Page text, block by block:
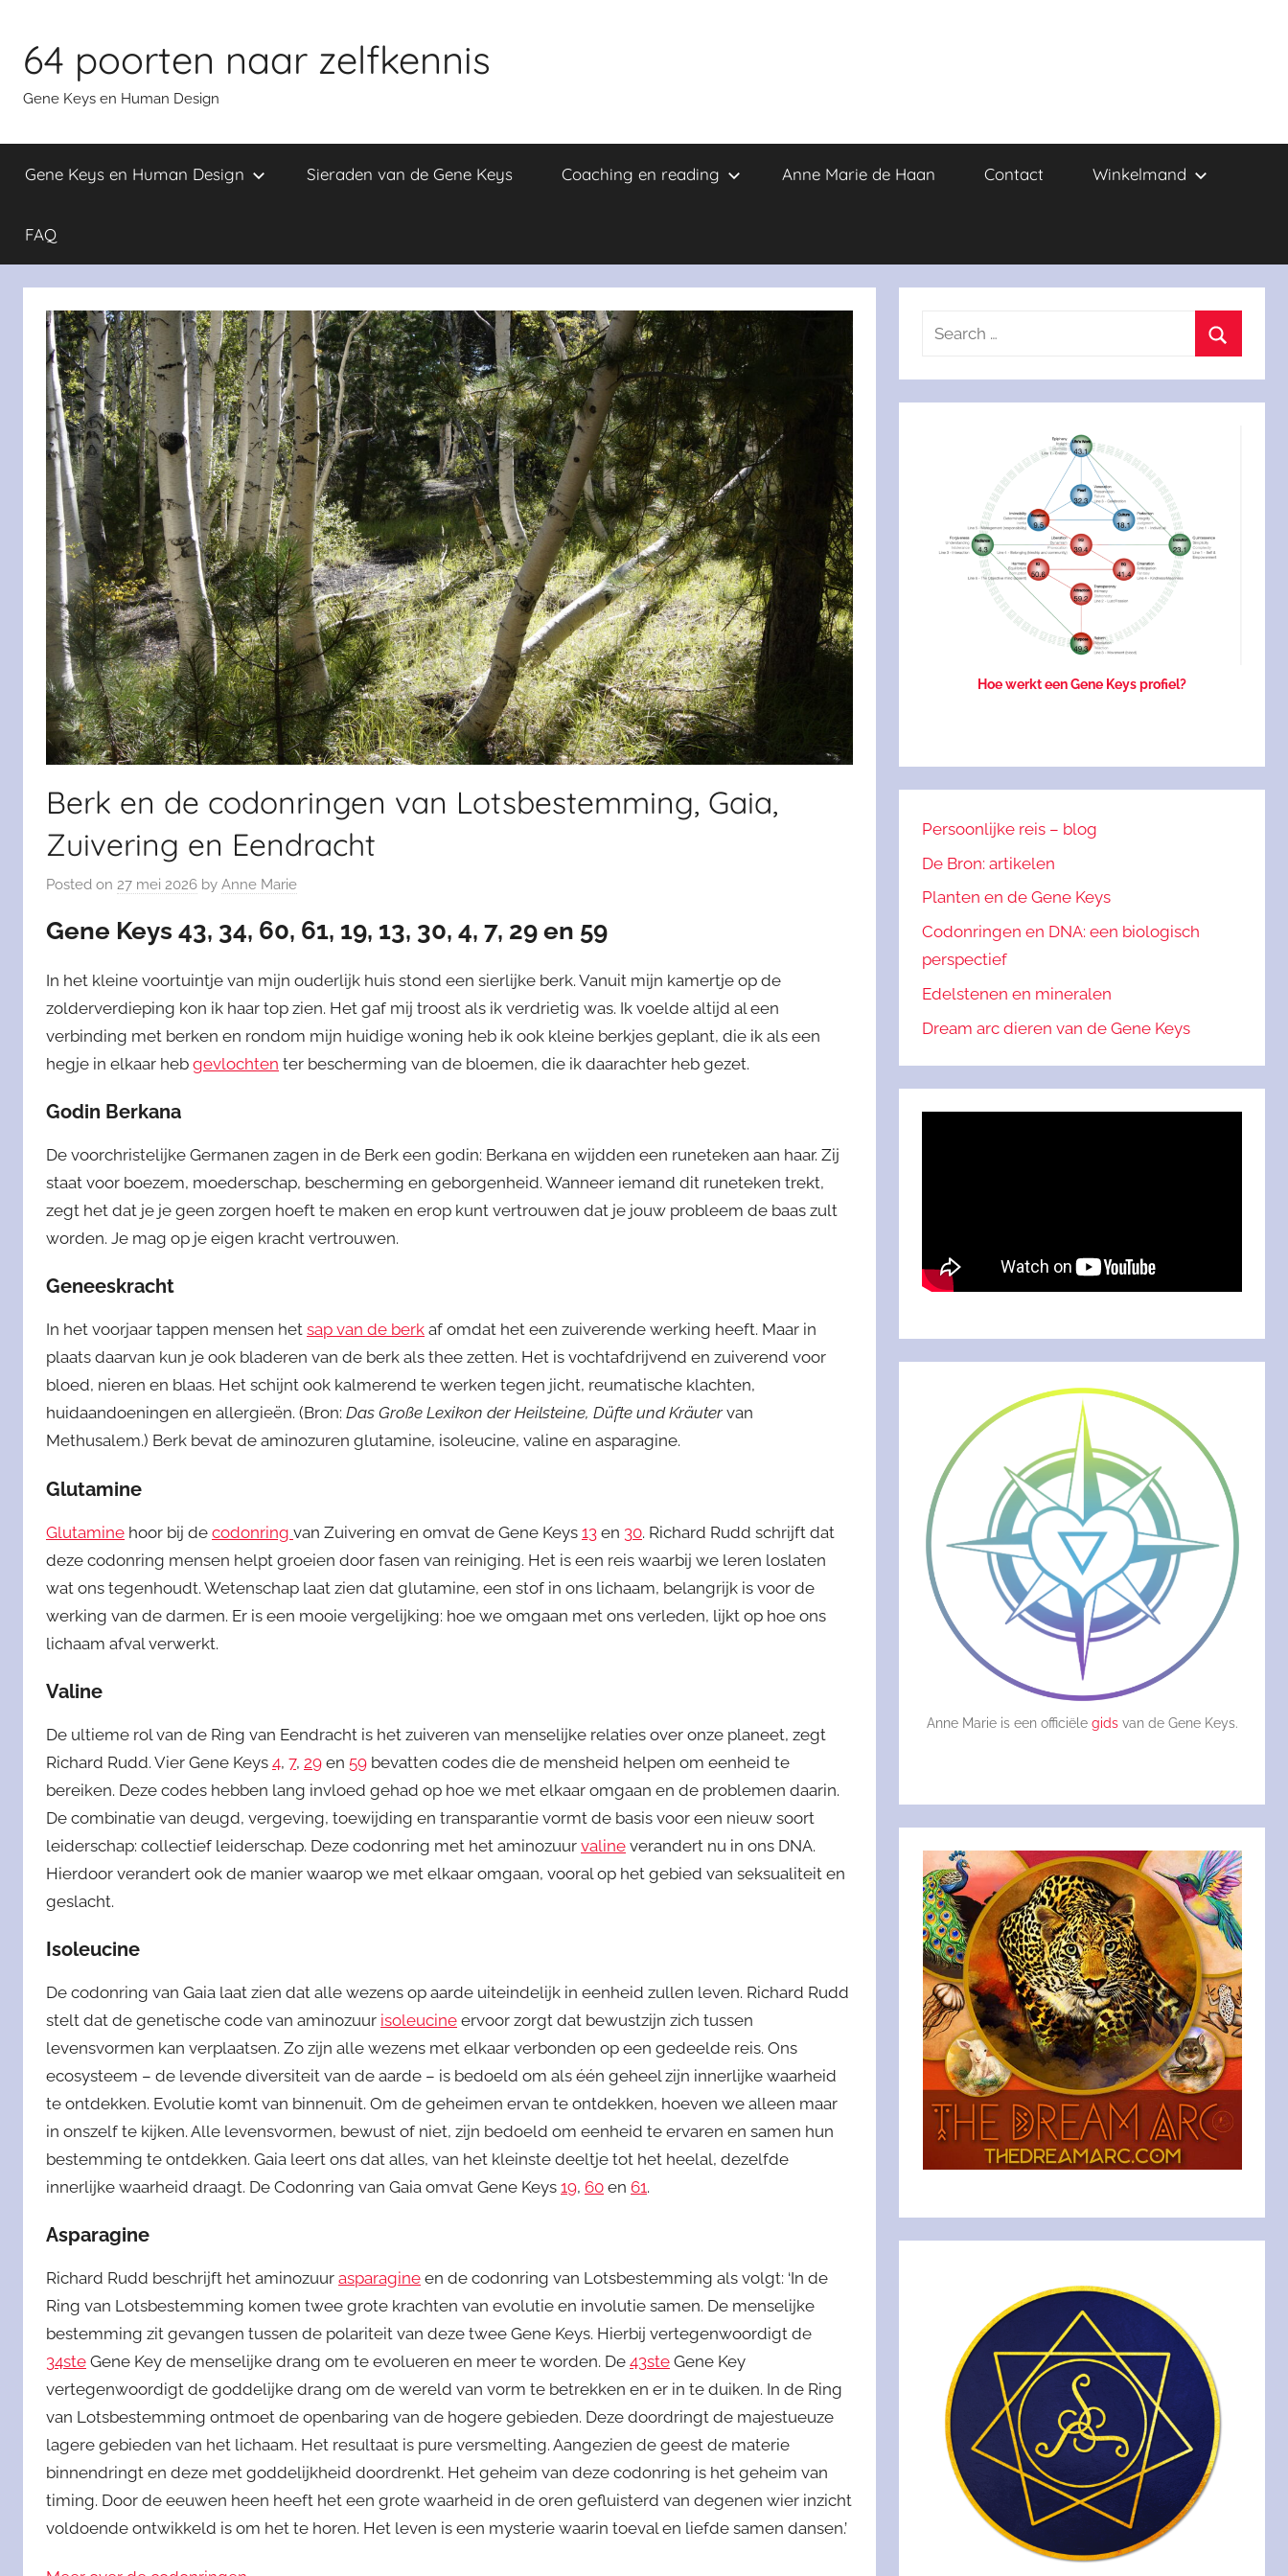
content
64 poorten naar zelfkennis
Gene Keys en Human Design
Gene Keys en Human Design Sieraden van de Gene Keys Coaching en reading Anne Marie de Haan Contact Winkelmand
FAQ
Berk en de codonringen van Lotsbestemming, Gaia,
Zuivering en Eendracht
Posted on 27 mei 2026 by Anne Marie
Gene Keys 43, 34, 60, 61, 19, 13, 30, 4, 7, 29 en 59
In het kleine voortuintje van mijn ouderlijk huis stond een sierlijke berk. Vanuit mijn kamertje op de
zolderverdieping kon ik haar top zien. Het gaf mij troost als ik verdrietig was. Ik voelde altijd al een
verbinding met berken en rondom mijn huidige woning heb ik ook kleine berkjes geplant, die ik als een
hegje in elkaar heb gevlochten ter bescherming van de bloemen, die ik daarachter heb gezet.
Godin Berkana
De voorchristelijke Germanen zagen in de Berk een godin: Berkana en wijdden een runeteken aan haar. Zij
staat voor boezem, moederschap, bescherming en geborgenheid. Wanneer iemand dit runeteken trekt,
zegt het dat je je geen zorgen hoeft te maken en erop kunt vertrouwen dat je jouw probleem de baas zult
worden. Je mag op je eigen kracht vertrouwen.
Geneeskracht
In het voorjaar tappen mensen het sap van de berk af omdat het een zuiverende werking heeft. Maar in
plaats daarvan kun je ook bladeren van de berk als thee zetten. Het is vochtafdrijvend en zuiverend voor
bloed, nieren en blaas. Het schijnt ook kalmerend te werken tegen jicht, reumatische klachten,
huidaandoeningen en allergieën. (Bron: Das Große Lexikon der Heilsteine, Düfte und Kräutervan
Methusalem.) Berk bevat de aminozuren glutamine, isoleucine, valine en asparagine.
Glutamine
Glutamine hoor bij de codonring van Zuivering en omvat de Gene Keys 13 en 30. Richard Rudd schrijft dat
deze codonring mensen helpt groeien door fasen van reiniging. Het is een reis waarbij we leren loslaten
wat ons tegenhoudt. Wetenschap laat zien dat glutamine, een stof in ons lichaam, belangrijk is voor de
werking van de darmen. Er is een mooie vergelijking: hoe we omgaan met ons verleden, lijkt op hoe ons
lichaam afval verwerkt.
Valine
De ultieme rol van de Ring van Eendracht is het zuiveren van menselijke relaties over onze planeet, zegt
Richard Rudd. Vier Gene Keys 4, 7, 29 en 59 bevatten codes die de mensheid helpen om eenheid te
bereiken. Deze codes hebben lang invloed gehad op hoe we met elkaar omgaan en de problemen daarin.
De combinatie van deugd, vergeving, toewijding en transparantie vormt de basis voor een nieuw soort
leiderschap: collectief leiderschap. Deze codonring met het aminozuur valine verandert nu in ons DNA.
Hierdoor verandert ook de manier waarop we met elkaar omgaan, vooral op het gebied van seksualiteit en
geslacht.
Isoleucine
De codonring van Gaia laat zien dat alle wezens op aarde uiteindelijk in eenheid zullen leven. Richard Rudd
stelt dat de genetische code van aminozuur isoleucine ervoor zorgt dat bewustzijn zich tussen
levensvormen kan verplaatsen. Zo zijn alle wezens met elkaar verbonden op een gedeelde reis. Ons
ecosysteem – de levende diversiteit van de aarde – is bedoeld om als één geheel zijn innerlijke waarheid
te ontdekken. Evolutie komt van binnenuit. Om de geheimen ervan te ontdekken, hoeven we alleen maar
in onszelf te kijken. Alle levensvormen, bewust of niet, zijn bedoeld om eenheid te ervaren en samen hun
bestemming te ontdekken. Gaia leert ons dat alles, van het kleinste deeltje tot het heelal, dezelfde
innerlijke waarheid draagt. De Codonring van Gaia omvat Gene Keys 19, 60 en 61.
Asparagine
Richard Rudd beschrijft het aminozuur asparagine en de codonring van Lotsbestemming als volgt: ‘In de
Ring van Lotsbestemming komen twee grote krachten van evolutie en involutie samen. De menselijke
bestemming zit gevangen tussen de polariteit van deze twee Gene Keys. Hierbij vertegenwoordigt de
34ste Gene Key de menselijke drang om te evolueren en meer te worden. De 43ste Gene Key
vertegenwoordigt de goddelijke drang om de wereld van vorm te betrekken en er in te duiken. In de Ring
van Lotsbestemming ontmoet de openbaring van de hogere gebieden. Deze doordringt de majestueuze
lagere gebieden van het lichaam. Het resultaat is pure versmelting. Aangezien de geest de materie
binnendringt en deze met goddelijkheid doordrenkt. Het geheim van deze codonring is het geheim van
timing. Door de eeuwen heen heeft het een grote waarheid in de oren gefluisterd van degenen wier inzicht
voldoende ontwikkeld is om het te horen. Het leven is een mysterie waarin toeval en liefde samen dansen.’
Search
Hoe werkt een Gene Keys profiel?
Persoonlijke reis – blog
De Bron: artikelen
Planten en de Gene Keys
Codonringen en DNA: een biologisch
perspectief
Edelstenen en mineralen
Dream arc dieren van de Gene Keys
Anne Marie is een officiële gidsvan de Gene Keys.